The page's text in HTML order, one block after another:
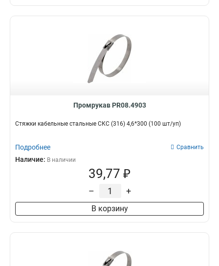
Промрукав PR08.4903
Стяжки кабельные стальные СКС (316) 4,6*300 (100 шт/уп)
Подробнее Сравнить
Наличие: В наличии
39,77 ₽
– +
В корзину